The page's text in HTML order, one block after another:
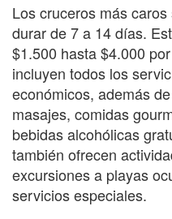
Los cruceros más
durar de 7 a 14 días.
$1.500 hasta $4.000
incluyen todos los
económicos, además
masajes, comidas
bebidas alcohólicas
también ofrecen
excursiones a playas
servicios especiales.